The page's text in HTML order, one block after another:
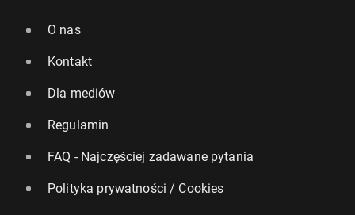
O nas
Kontakt
Dla mediów
Regulamin
FAQ - Najczęściej zadawane pytania
Polityka prywatności / Cookies